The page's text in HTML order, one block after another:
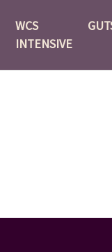
WCS
INTENSIVE